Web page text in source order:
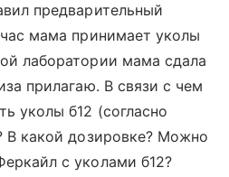
предварительный
мама принимает уколы
лаборатории мама сдала
прилагаю. В связи с чем
уколы б12 (согласно
В какой дозировке? Можно
с уколами б12?